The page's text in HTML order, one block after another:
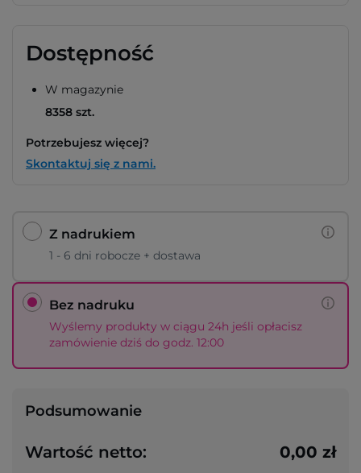
Dostępność
W magazynie
8358 szt.
Potrzebujesz więcej?
Skontaktuj się z nami.
Z nadrukiem
1 - 6 dni robocze + dostawa
Bez nadruku
Wyślemy produkty w ciągu 24h jeśli opłacisz
zamówienie dziś do godz. 12:00
Podsumowanie
Wartość netto: 0,00 zł